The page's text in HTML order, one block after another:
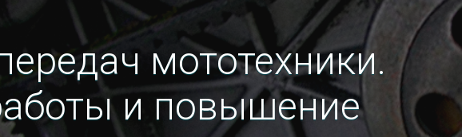
мототехники.
и повышение